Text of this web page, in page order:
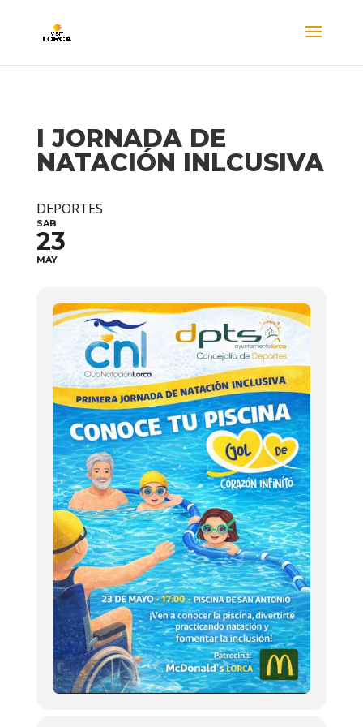
I JORNADA DE
NATACIÓN INLCUSIVA
DEPORTES
SAB
23
MAY